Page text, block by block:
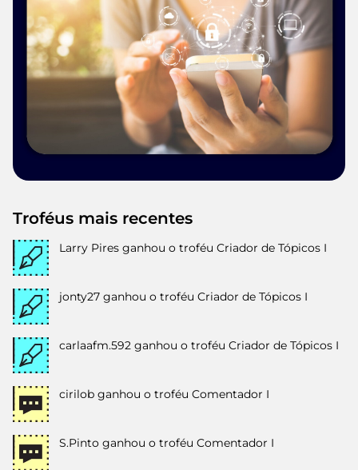
Troféus mais recentes
Larry Pires ganhou o troféu Criador de Tópicos I
jonty27 ganhou o troféu Criador de Tópicos I
carlaafm.592 ganhou o troféu Criador de Tópicos I
cirilob ganhou o troféu Comentador I
S.Pinto ganhou o troféu Comentador I